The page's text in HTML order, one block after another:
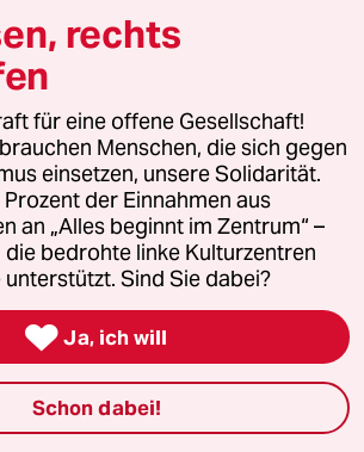
außerhalb des Spielfeldes.
,10:44 Uhr
ist, dass Christiano Ronaldo ziemlich
wirkt. Er wirkt aber nur so. Und das
anderen Menschen negativ an-- und
ein Schneeballeffekt ein.
Wayne- Haltung als das aufdeckt,
ist, nämlich ein Konzentrationsritus.
und nicht weniger.
sind immer haargenau
Vor Ausführung des Freistosses
rechts
für eine offene Gesellschaft!
Menschen, die sich gegen
einsetzen, unsere Solidarität.
der Einnahmen aus
an „Alles beginnt im Zentrum“ –
bedrohte linke Kulturzentren
Sind Sie dabei?
 Ja, ich will
Schon dabei!